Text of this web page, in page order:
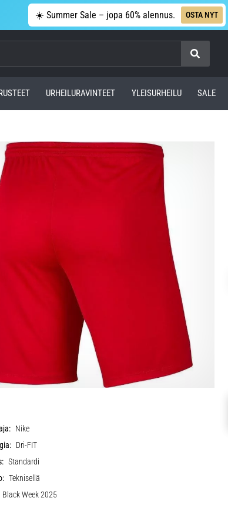
☀️ Summer Sale – jopa 60% alennus. OSTA NYT
URHEILURAVINTEET YLEISURHEILU SALE
Nike
Dri-FIT
Standardi
Teknisellä
Black Week 2025